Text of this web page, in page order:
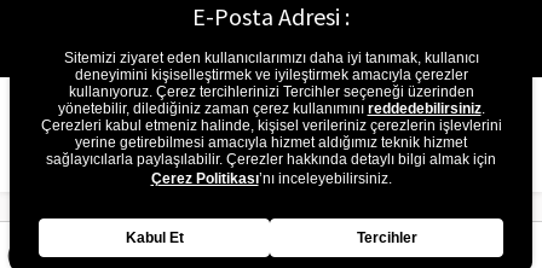
E-Posta Adresi :
musterihizmetleri@gon.com.tr
Sitemizi ziyaret eden kullanıcılarımızı daha iyi tanımak, kullanıcı
deneyimini kişiselleştirmek ve iyileştirmek amacıyla çerezler
kullanıyoruz. Çerez tercihlerinizi Tercihler seçeneği üzerinden
yönetebilir, dilediğiniz zaman çerez kullanımını reddedebilirsiniz.
Çerezleri kabul etmeniz halinde, kişisel verileriniz çerezlerin işlevlerini
yerine getirebilmesi amacıyla hizmet aldığımız teknik hizmet
sağlayıcılarla paylaşılabilir. Çerezler hakkında detaylı bilgi almak için
Çerez Politikası’nı inceleyebilirsiniz.
Kabul Et Tercihler